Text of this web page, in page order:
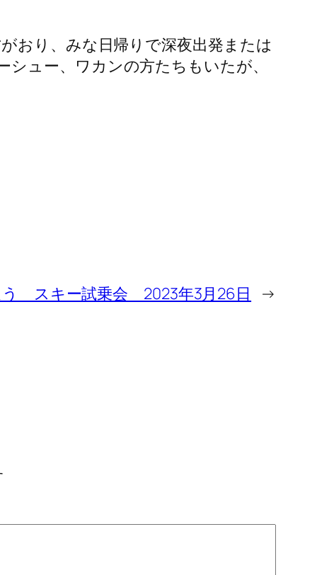
おり、みな日帰りで深夜出発または
ュー、ワカンの方たちもいたが、
スキー試乗会 2023年3月26日 →